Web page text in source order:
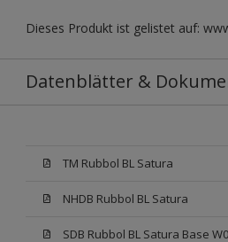
Dieses Produkt ist gelistet auf:
Datenblätter &
TM Rubbol BL Satura
NHDB Rubbol BL Satura
SDB Rubbol BL Satura Base